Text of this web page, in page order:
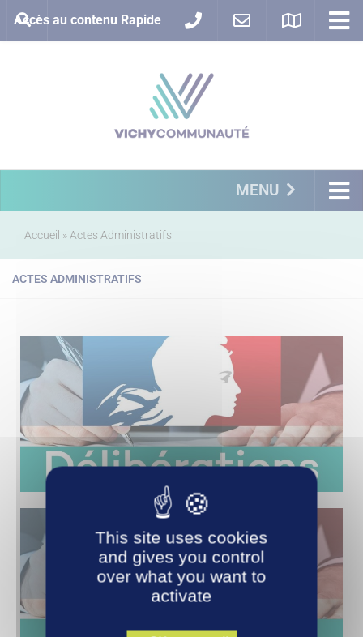
Accès au contenu Rapide
MENU
Accueil » Actes Administratifs
ACTES ADMINISTRATIFS
This site uses cookies
and gives you control
over what you want to
activate